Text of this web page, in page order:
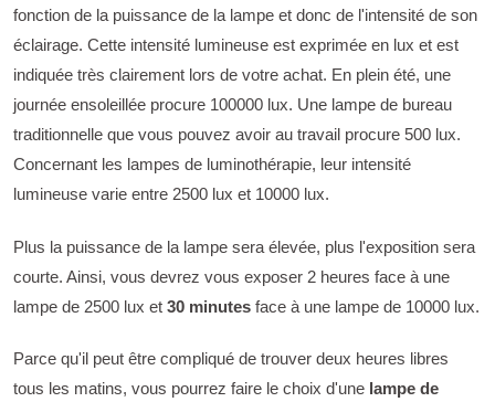
fonction de la puissance de la lampe et donc de l'intensité de son
éclairage. Cette intensité lumineuse est exprimée en lux et est
indiquée très clairement lors de votre achat. En plein été, une
journée ensoleillée procure 100000 lux. Une lampe de bureau
traditionnelle que vous pouvez avoir au travail procure 500 lux.
Concernant les lampes de luminothérapie, leur intensité
lumineuse varie entre 2500 lux et 10000 lux.
Plus la puissance de la lampe sera élevée, plus l'exposition sera
courte. Ainsi, vous devrez vous exposer 2 heures face à une
lampe de 2500 lux et 30 minutes face à une lampe de 10000 lux.
Parce qu'il peut être compliqué de trouver deux heures libres
tous les matins, vous pourrez faire le choix d'une lampe de